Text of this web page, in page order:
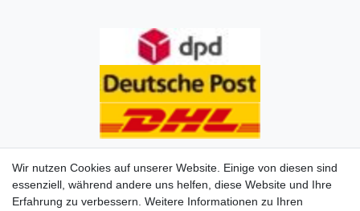
Impressum Daten­schutz­erklärung AGB Kontakt
Wir nutzen Cookies auf unserer Website. Einige von diesen sind
essenziell, während andere uns helfen, diese Website und Ihre
Erfahrung zu verbessern. Weitere Informationen zu Ihren